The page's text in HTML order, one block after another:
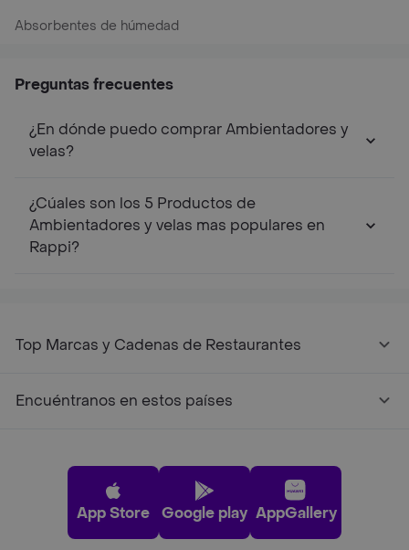
Absorbentes de húmedad
Preguntas frecuentes
¿En dónde puedo comprar Ambientadores y
velas?
¿Cúales son los 5 Productos de
Ambientadores y velas mas populares en
Rappi?
Top Marcas y Cadenas de Restaurantes
Encuéntranos en estos países
App Store Google play AppGallery